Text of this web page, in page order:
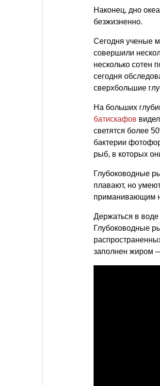
Наконец, дно
безжизненно.
Сегодня ученые
совершили
несколько сотен
сегодня
сверхбольшие
На больших
батискафов
светятся более
бактерии
рыб, в которых
Глубоководные
плавают, но
приманивающим
Держаться в
Глубоководные
заполнен жиром